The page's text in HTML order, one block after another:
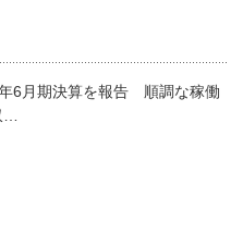
6月期決算を報告 順調な稼働